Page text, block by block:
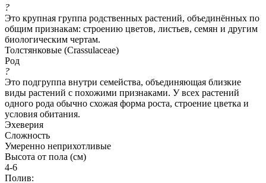
?
Это крупная группа родственных растений, объединённых по
общим признакам: строению цветов, листьев, семян и другим
биологическим чертам.
Толстянковые (Crassulaceae)
Род
?
Это подгруппа внутри семейства, объединяющая близкие
виды растений с похожими признаками. У всех растений
одного рода обычно схожая форма роста, строение цветка и
условия обитания.
Эхеверия
Сложность
Умеренно неприхотливые
Высота от пола (см)
4-6
Полив: